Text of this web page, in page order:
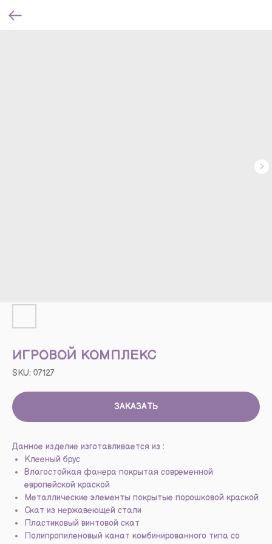
ИГРОВОЙ КОМПЛЕКС
SKU: 07127
ЗАКАЗАТЬ
Данное изделие изготавливается из :
Клееный брус
Влагостойкая фанера покрытая современной
европейской краской
Металлические элементы покрытые порошковой краской
Скат из нержавеющей стали
Пластиковый винтовой скат
Полипропиленовый канат комбинированного типа со